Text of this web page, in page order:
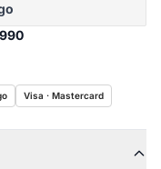
Visa · Mastercard